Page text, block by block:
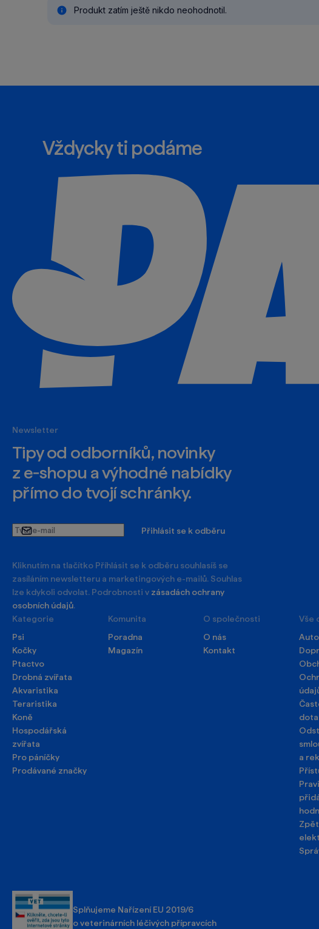
Produkt zatím ještě nikdo neohodnotil.
Vždycky ti podáme
Newsletter
Tipy od odborníků, novinky
z e‑shopu a výhodné nabídky
přímo do tvojí schránky.
Tvůj
e-
Přihlásit se k odběru
Kliknutím na tlačítko Příhlásit se k odběru souhlasíš se
zasíláním newsletteru a marketingových e-mailů. Souhlas
lze kdykoli odvolat. Podrobnosti v zásadách ochrany
osobních údajů.
Kategorie
Psi
Kočky
Ptactvo
Drobná zvířata
Akvaristika
Teraristika
Koně
Hospodářská
zvířata
Pro páníčky
Prodávané značky
Komunita
Poradna
Magazín
O společnosti
O nás
Kontakt
Vše
a
Splňujeme Nařízení EU 2019/6
o veterinárních léčivých přípravcích